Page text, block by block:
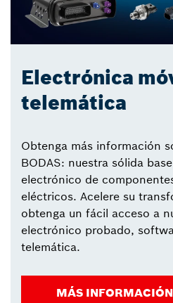
Electrónica
telemática
Obtenga más información
BODAS: nuestra sólida
electrónico de
eléctricos. Acelere su
obtenga un fácil acceso a
electrónico probado,
telemática.
MÁS